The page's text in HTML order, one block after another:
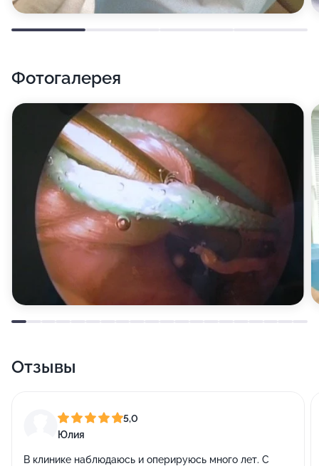
Фотогалерея
Отзывы
5,0
Юлия
В клинике наблюдаюсь и оперируюсь много лет. С